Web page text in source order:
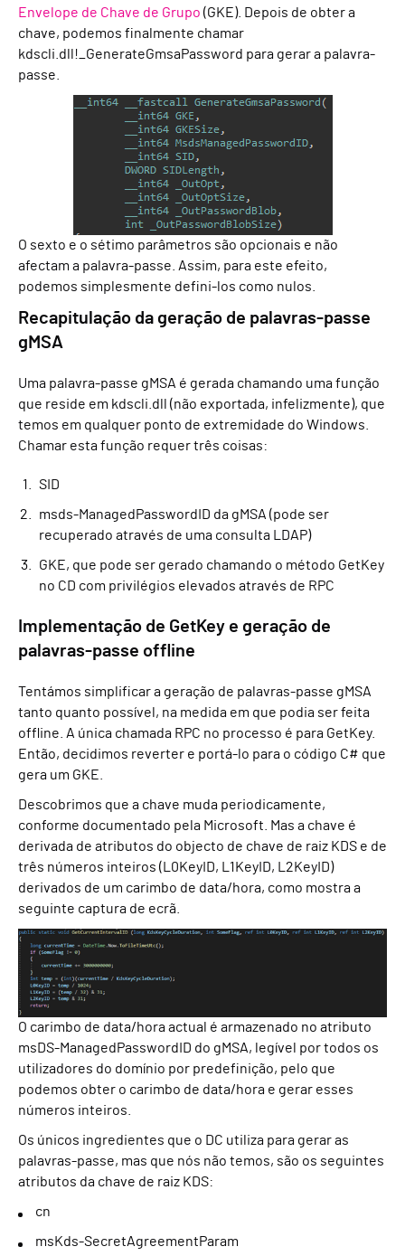
Envelope de Chave de Grupo (GKE). Depois de obter a
chave, podemos finalmente chamar
kdscli.dll!_GenerateGmsaPassword para gerar a palavra-
passe.
O sexto e o sétimo parâmetros são opcionais e não
afectam a palavra-passe. Assim, para este efeito,
podemos simplesmente defini-los como nulos.
Recapitulação da geração de palavras-passe
gMSA
Uma palavra-passe gMSA é gerada chamando uma função
que reside em kdscli.dll (não exportada, infelizmente), que
temos em qualquer ponto de extremidade do Windows.
Chamar esta função requer três coisas:
SID
msds-ManagedPasswordID da gMSA (pode ser
recuperado através de uma consulta LDAP)
GKE, que pode ser gerado chamando o método GetKey
no CD com privilégios elevados através de RPC
Implementação de GetKey e geração de
palavras-passe offline
Tentámos simplificar a geração de palavras-passe gMSA
tanto quanto possível, na medida em que podia ser feita
offline. A única chamada RPC no processo é para GetKey.
Então, decidimos reverter e portá-lo para o código C# que
gera um GKE.
Descobrimos que a chave muda periodicamente,
conforme documentado pela Microsoft. Mas a chave é
derivada de atributos do objecto de chave de raiz KDS e de
três números inteiros (L0KeyID, L1KeyID, L2KeyID)
derivados de um carimbo de data/hora, como mostra a
seguinte captura de ecrã.
O carimbo de data/hora actual é armazenado no atributo
msDS-ManagedPasswordID do gMSA, legível por todos os
utilizadores do domínio por predefinição, pelo que
podemos obter o carimbo de data/hora e gerar esses
números inteiros.
Os únicos ingredientes que o DC utiliza para gerar as
palavras-passe, mas que nós não temos, são os seguintes
atributos da chave de raiz KDS:
cn
msKds-SecretAgreementParam